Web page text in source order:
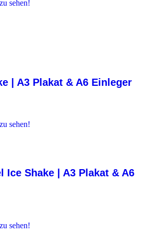
sehen!
| A3 Plakat & A6 Einleger
sehen!
Ice Shake | A3 Plakat & A6
sehen!